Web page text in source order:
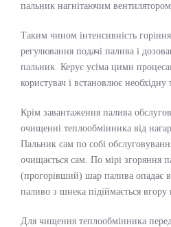
пальник нагнітаючим вентилятором
Таким чином інтенсивність
регулювання подачі палива і
пальник. Керує усіма цими
користувач і встановлює необхідну
Крім завантаження палива
очищенні теплообмінника від
Пальник сам по собі
очищається сам. По мірі згоряння
(прогорівший) шар палива опадає
паливо з шнека підіймається вгору
Для чищення теплообмінника